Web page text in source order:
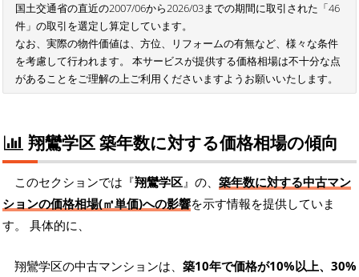
国土交通省の直近の2007/06から2026/03までの期間に取引された「46
件」の取引を選定し算定しています。
なお、実際の物件価値は、方位、リフォームの有無など、様々な条件
を考慮して行われます。 本サービスが提供する価格相場は不十分な点
があることをご理解の上ご利用くださいますようお願いいたします。
翔鸞学区 築年数に対する価格相場の傾向
このセクションでは『翔鸞学区』の、 築年数に対する中古マン
ションの価格相場(㎡単価)への影響を示す情報を提供していま
す。 具体的に、
翔鸞学区の中古マンションは、 築10年で価格が10%以上、30%